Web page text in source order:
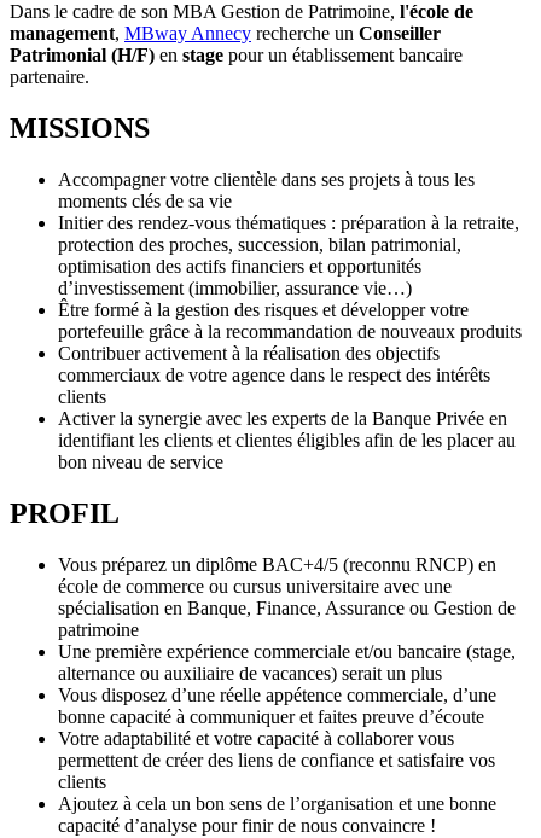
Dans le cadre de son MBA Gestion de Patrimoine, l'école de
management, MBway Annecy recherche un Conseiller
Patrimonial (H/F) en stage pour un établissement bancaire
partenaire.
MISSIONS
Accompagner votre clientèle dans ses projets à tous les
moments clés de sa vie
Initier des rendez-vous thématiques : préparation à la retraite,
protection des proches, succession, bilan patrimonial,
optimisation des actifs financiers et opportunités
d’investissement (immobilier, assurance vie…)
Être formé à la gestion des risques et développer votre
portefeuille grâce à la recommandation de nouveaux produits
Contribuer activement à la réalisation des objectifs
commerciaux de votre agence dans le respect des intérêts
clients
Activer la synergie avec les experts de la Banque Privée en
identifiant les clients et clientes éligibles afin de les placer au
bon niveau de service
PROFIL
Vous préparez un diplôme BAC+4/5 (reconnu RNCP) en
école de commerce ou cursus universitaire avec une
spécialisation en Banque, Finance, Assurance ou Gestion de
patrimoine
Une première expérience commerciale et/ou bancaire (stage,
alternance ou auxiliaire de vacances) serait un plus
Vous disposez d’une réelle appétence commerciale, d’une
bonne capacité à communiquer et faites preuve d’écoute
Votre adaptabilité et votre capacité à collaborer vous
permettent de créer des liens de confiance et satisfaire vos
clients
Ajoutez à cela un bon sens de l’organisation et une bonne
capacité d’analyse pour finir de nous convaincre !